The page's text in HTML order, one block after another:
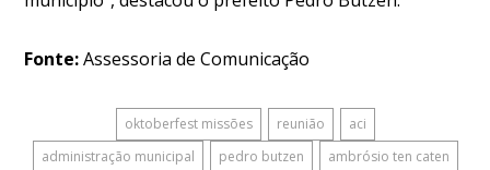
Fonte:Assessoria de Comunicação
oktoberfest missões reunião
aci
administração municipal
pedro butzen ambrósio ten caten